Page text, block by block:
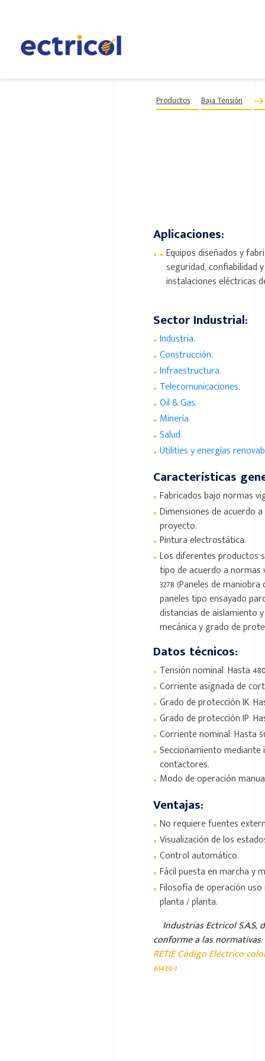
Productos Baja Tensión
Aplicaciones:
• • Equipos diseñados y
seguridad, confiabilidad
instalaciones eléctricas
Sector Industrial:
• Industria.
• Construcción.
• Infraestructura.
• Telecomunicaciones.
• Oil & Gas.
• Minería.
• Salud.
• Utilities y energías
Características
• Fabricados bajo normas
• Dimensiones de acuerdo
proyecto.
• Pintura electrostática.
• Los diferentes productos
tipo de acuerdo a normas
3278 (Paneles de
paneles tipo ensayado
distancias de aislamiento
mecánica y grado de
Datos técnicos:
• Tensión nominal: Hasta
• Corriente asignada de
• Grado de protección IK:
• Grado de protección IP:
• Corriente nominal: Hasta
• Seccionamiento
contactores.
• Modo de operación
Ventajas:
• No requiere fuentes
• Visualización de los
• Control automático.
• Fácil puesta en marcha y
• Filosofía de operación
planta / planta.
Industrias Ectricol
conforme a las normativas:
RETIE Código Eléctrico
61439-1